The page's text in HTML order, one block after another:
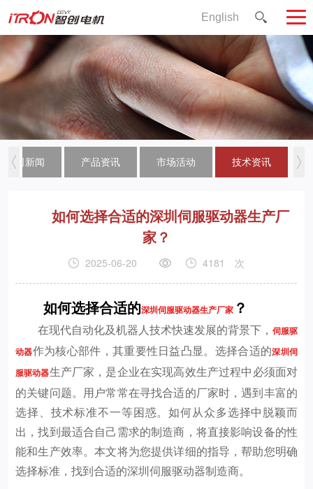
English
公司新闻 产品资讯 市场活动 技术资讯
如何选择合适的深圳伺服驱动器生产厂
家？
2025-06-20 4181 次
如何选择合适的深圳伺服驱动器生产厂家 ？
在现代自动化及机器人技术快速发展的背景下， 伺服驱
动器作为核心部件，其重要性日益凸显。选择合适的深圳伺
服驱动器生产厂家，是企业在实现高效生产过程中必须面对
的关键问题。用户常常在寻找合适的厂家时，遇到丰富的
选择、技术标准不一等困惑。如何从众多选择中脱颖而
出，找到最适合自己需求的制造商，将直接影响设备的性
能和生产效率。本文将为您提供详细的指导，帮助您明确
选择标准，找到合适的深圳伺服驱动器制造商。